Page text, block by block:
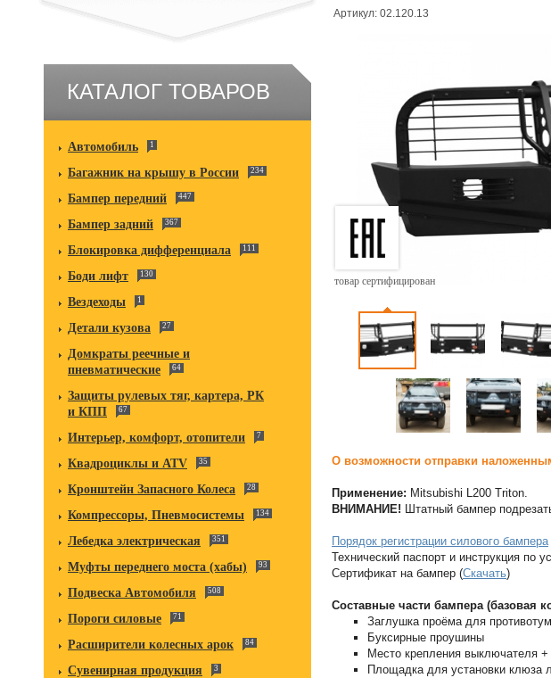
КАТАЛОГ ТОВАРОВ
Автомобиль 1
Багажник на крышу в России 234
Бампер передний 447
Бампер задний 367
Блокировка дифференциала 111
Боди лифт 130
Вездеходы 1
Детали кузова 27
Домкраты реечные и
пневматические
64
Защиты рулевых тяг, картера, РК
и КПП
67
Интерьер, комфорт, отопители 7
Квадроциклы и ATV 35
Кронштейн Запасного Колеса 28
Компрессоры, Пневмосистемы 134
Лебедка электрическая 351
Муфты переднего моста (хабы) 93
Подвеска Автомобиля 508
Пороги силовые 71
Расширители колесных арок 84
Сувенирная продукция 3
Артикул: 02.120.13
товар сертифицирован
О возможности отправки
Применение: Mitsubishi L200 Triton.
ВНИМАНИЕ! Штатный бампер
Порядок регистрации силового бампера
Технический паспорт и инструкция по
Сертификат на бампер (Скачать)
Составные части бампера (базовая
Заглушка проёма для
Буксирные проушины
Место крепления выключателя +
Площадка для установки клюза